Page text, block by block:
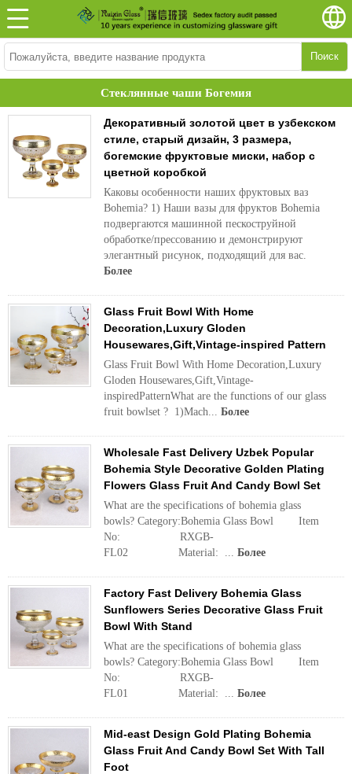
Поиск
Стеклянные чаши Богемия
Декоративный золотой цвет в узбекском
стиле, старый дизайн, 3 размера,
богемские фруктовые миски, набор с
цветной коробкой
Каковы особенности наших фруктовых ваз
Bohemia? 1) Наши вазы для фруктов Bohemia
подвергаются машинной пескоструйной
обработке/прессованию и демонстрируют
элегантный рисунок, подходящий для вас.
Более
Glass Fruit Bowl With Home
Decoration,Luxury Gloden
Housewares,Gift,Vintage-inspired Pattern
Glass Fruit Bowl With Home Decoration,Luxury
Gloden Housewares,Gift,Vintage-
inspiredPatternWhat are the functions of our glass
fruit bowlset ? 1)Mach... Более
Wholesale Fast Delivery Uzbek Popular
Bohemia Style Decorative Golden Plating
Flowers Glass Fruit And Candy Bowl Set
What are the specifications of bohemia glass
bowls? Category:Bohemia Glass Bowl Item
No: RXGB-
FL02 Material: ... Более
Factory Fast Delivery Bohemia Glass
Sunflowers Series Decorative Glass Fruit
Bowl With Stand
What are the specifications of bohemia glass
bowls? Category:Bohemia Glass Bowl Item
No: RXGB-
FL01 Material: ... Более
Mid-east Design Gold Plating Bohemia
Glass Fruit And Candy Bowl Set With Tall
Foot